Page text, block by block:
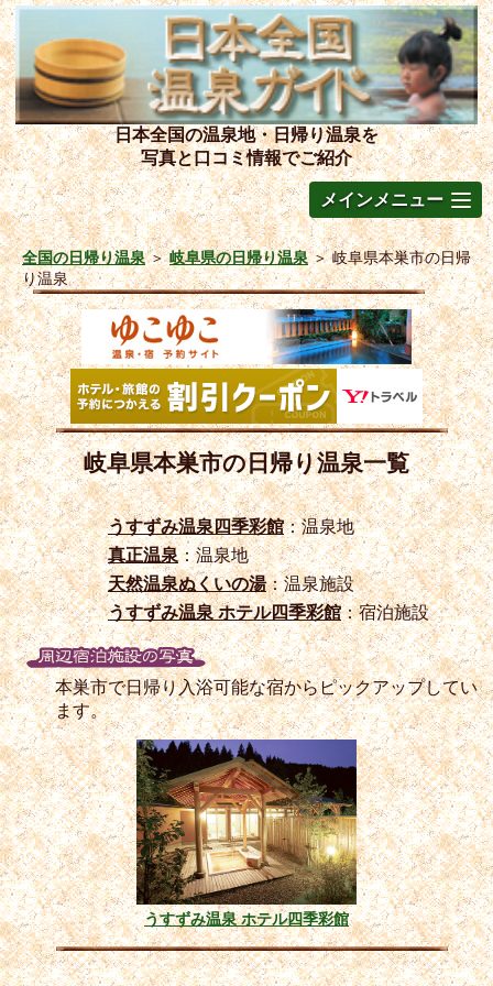
日本全国の温泉地・日帰り温泉を
写真と口コミ情報でご紹介
メインメニュー
全国の日帰り温泉＞岐阜県の日帰り温泉＞岐阜県本巣市の日帰
り温泉
岐阜県本巣市の日帰り温泉一覧
うすずみ温泉四季彩館：温泉地
真正温泉：温泉地
天然温泉ぬくいの湯：温泉施設
うすずみ温泉 ホテル四季彩館：宿泊施設
本巣市で日帰り入浴可能な宿からピックアップしてい
ます。
うすずみ温泉 ホテル四季彩館